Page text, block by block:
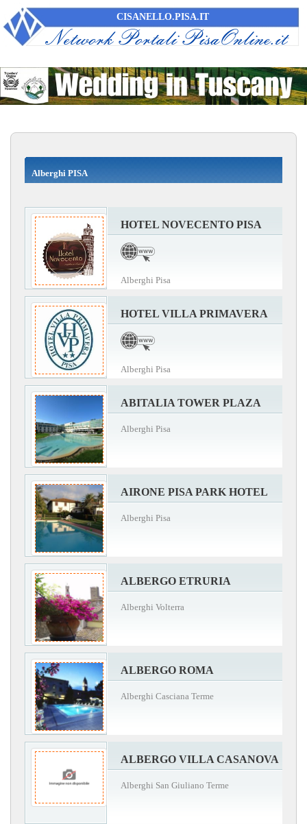
CISANELLO.PISA.IT
Alberghi PISA
HOTEL NOVECENTO PISA
Alberghi Pisa
HOTEL VILLA PRIMAVERA
Alberghi Pisa
ABITALIA TOWER PLAZA
Alberghi Pisa
AIRONE PISA PARK HOTEL
Alberghi Pisa
ALBERGO ETRURIA
Alberghi Volterra
ALBERGO ROMA
Alberghi Casciana Terme
ALBERGO VILLA CASANOVA
Alberghi San Giuliano Terme